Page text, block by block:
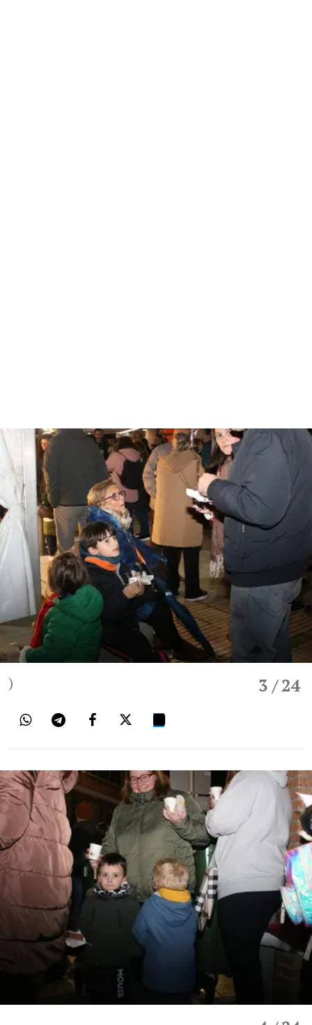
3 / 24
)